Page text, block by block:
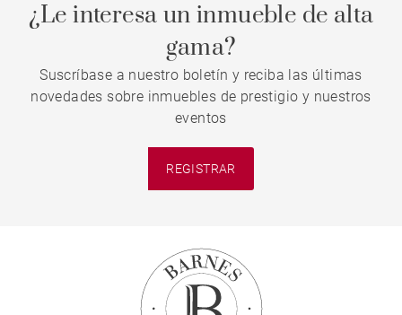
¿Le interesa un inmueble de alta
gama?
Suscríbase a nuestro boletín y reciba las últimas
novedades sobre inmuebles de prestigio y nuestros
eventos
REGISTRAR